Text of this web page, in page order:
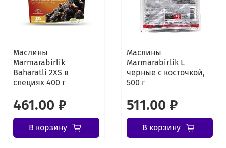
Маслины
Marmarabirlik
Baharatli 2XS в
специях 400 г
461.00 ₽
В корзину
Маслины
Marmarabirlik L
черные с косточкой,
500 г
511.00 ₽
В корзину